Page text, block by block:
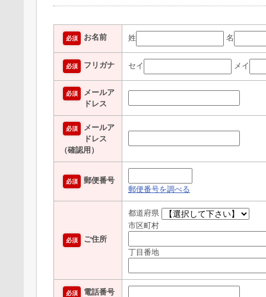
必須 お名前 姓 名
必須 フリガナ セイ メイ
必須
メールア
ドレス
必須
メールア
ドレス
（確認用）
必須
郵便番号
郵便番号を調べる
必須 ご住所
都道府県
市区町村
丁目番地
必須 電話番号